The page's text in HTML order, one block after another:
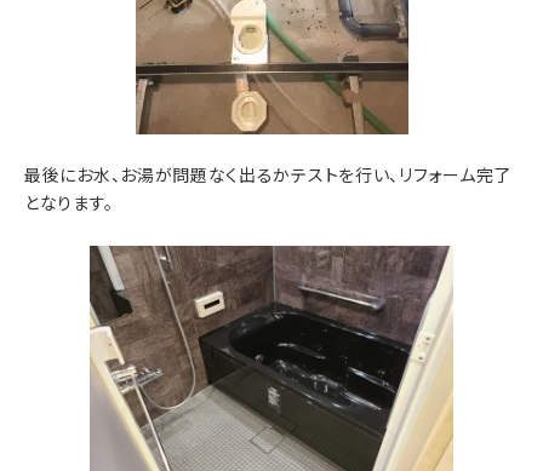
最後にお水、お湯が問題なく出るかテストを行い、リフォーム完了
となります。